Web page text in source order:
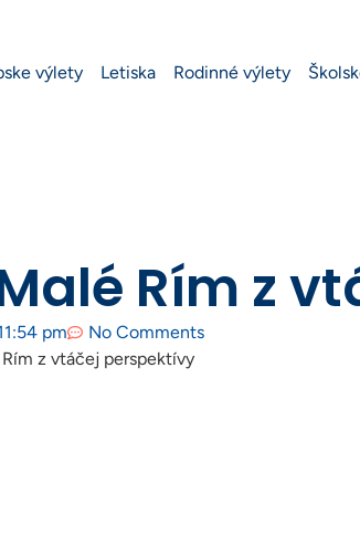
výlety Letiska Rodinné výlety
Rím z
pm
No Comments
z vtáčej perspektívy